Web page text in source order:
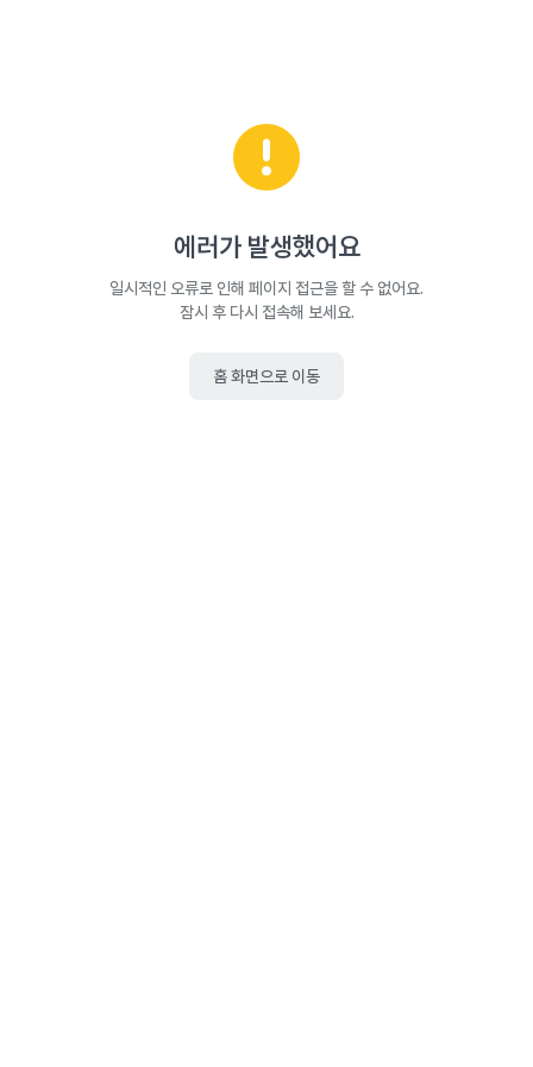
에러가 발생했어요
일시적인 오류로 인해 페이지 접근을 할 수 없어요.
잠시 후 다시 접속해 보세요.
홈 화면으로 이동